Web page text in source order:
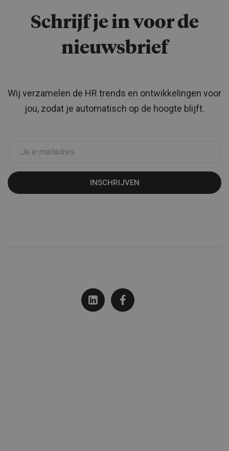
Schrijf je in voor de
nieuwsbrief
Wij verzamelen de HR trends en ontwikkelingen voor
jou, zodat je automatisch op de hoogte blijft.